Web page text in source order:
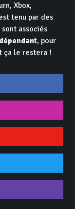
Xbox,
tenu par des
sont associés
, pour
ça le restera !